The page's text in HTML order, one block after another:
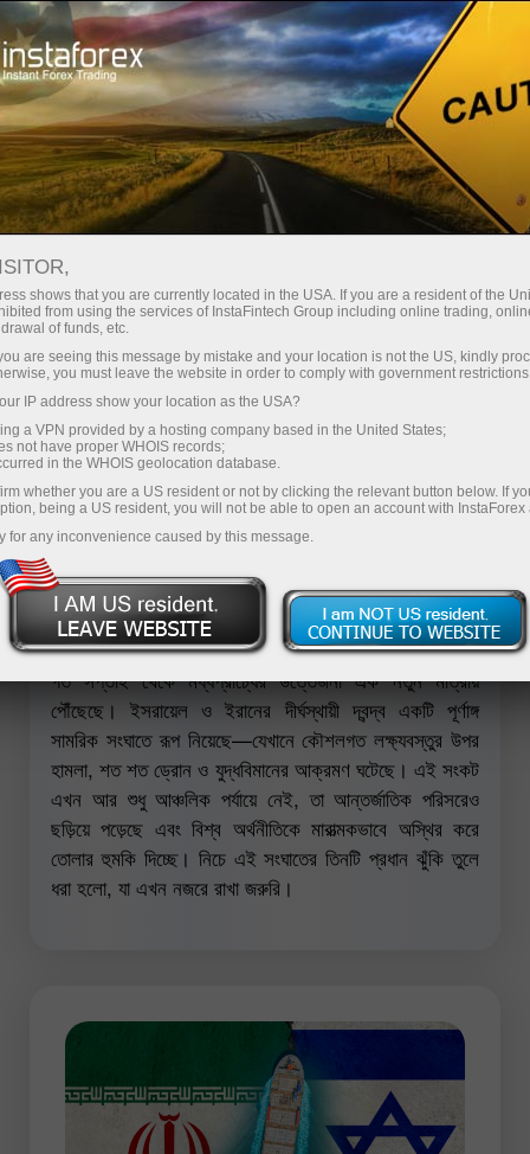
ট্রেডারদের জন্য Forex Analytics ছবি সংবাদ
09:16 2025-07-02
মধ্যপ্রাচ্য সংঘাত: বৈশ্বিক অর্থনীতির জন্য তিনটি বড়
হুমকি
গত সপ্তাহ থেকে মধ্যপ্রাচ্যের উত্তেজনা এক নতুন মাত্রায়
পৌঁছেছে। ইসরায়েল ও ইরানের দীর্ঘস্থায়ী দ্বন্দ্ব একটি পূর্ণাঙ্গ
সামরিক সংঘাতে রূপ নিয়েছে—যেখানে কৌশলগত লক্ষ্যবস্তুর উপর
হামলা, শত শত ড্রোন ও যুদ্ধবিমানের আক্রমণ ঘটেছে। এই সংকট
এখন আর শুধু আঞ্চলিক পর্যায়ে নেই, তা আন্তর্জাতিক পরিসরেও
ছড়িয়ে পড়েছে এবং বিশ্ব অর্থনীতিকে মারাত্মকভাবে অস্থির করে
তোলার হুমকি দিচ্ছে। নিচে এই সংঘাতের তিনটি প্রধান ঝুঁকি তুলে
ধরা হলো, যা এখন নজরে রাখা জরুরি।
shows that you are currently located in the USA. If you are a resident of the
from using the services of InstaFintech Group including online trading,
of funds, etc.
are seeing this message by mistake and your location is not the US, kindly
you must leave the website in order to comply with government
IP address show your location as the USA?
a VPN provided by a hosting company based in the United States;
not have proper WHOIS records;
in the WHOIS geolocation database.
whether you are a US resident or not by clicking the relevant button below. If
being a US resident, you will not be able to open an account with InstaForex
for any inconvenience caused by this message.